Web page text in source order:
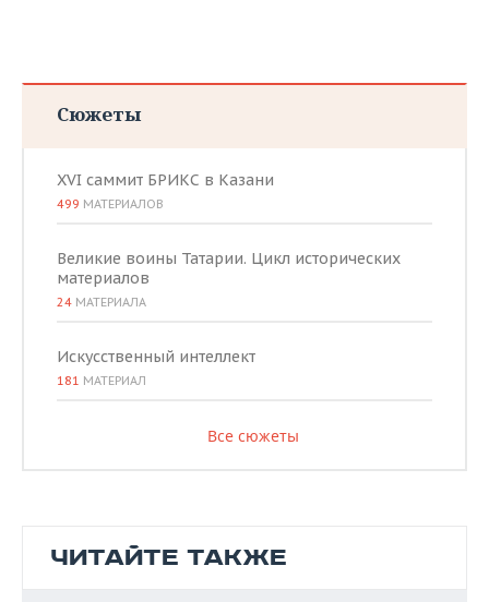
Сюжеты
XVI саммит БРИКС в Казани
499 МАТЕРИАЛОВ
Великие воины Татарии. Цикл исторических
материалов
24 МАТЕРИАЛА
Искусственный интеллект
181 МАТЕРИАЛ
Все сюжеты
ЧИТАЙТЕ ТАКЖЕ